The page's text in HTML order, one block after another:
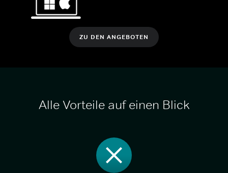
ZU DEN ANGEBOTEN
Alle Vorteile auf einen Blick